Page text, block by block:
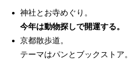
神社とお寺めぐり。
今年は動物探しで開運する。
京都散歩道。
テーマはパンとブックストア。